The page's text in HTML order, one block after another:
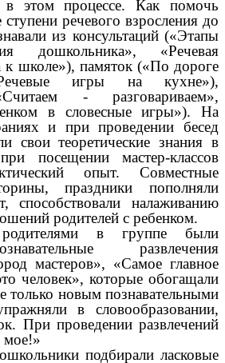
в этом процессе. Как помочь
речевого взросления до
из консультаций («Этапы
дошкольника», «Речевая
к школе»), памяток («По дороге
игры на кухне»),
- разговариваем»,
в словесные игры»). На
и при проведении бесед
свои теоретические знания в
посещении мастер-классов
опыт. Совместные
праздники пополняли
способствовали налаживанию
родителей с ребенком.
в группе были
развлечения
мастеров», «Самое главное
человек», которые обогащали
только новым познавательными
в словообразовании,
При проведении развлечений
подбирали ласковые